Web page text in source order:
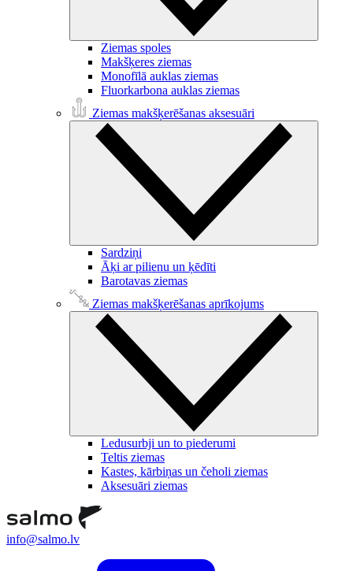
Ziemas spoles
Makšķeres ziemas
Monofīlā auklas ziemas
Fluorkarbona auklas ziemas
Ziemas makšķerēšanas aksesuāri
Sardziņi
Āķi ar pilienu un ķēdīti
Barotavas ziemas
Ziemas makšķerēšanas aprīkojums
Ledusurbji un to piederumi
Teltis ziemas
Kastes, kārbiņas un čeholi ziemas
Aksesuāri ziemas
info@salmo.lv